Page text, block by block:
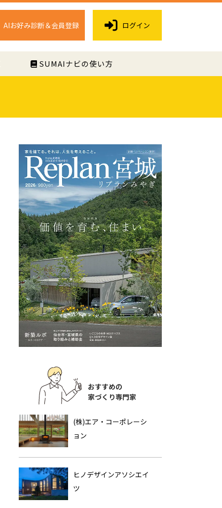
AIお好み診断＆会員登録 ログイン
SUMAIナビの使い方
おすすめの
家づくり専門家
(株)エア・コーポレーシ
ョン
ヒノデザインアソシエイ
ツ